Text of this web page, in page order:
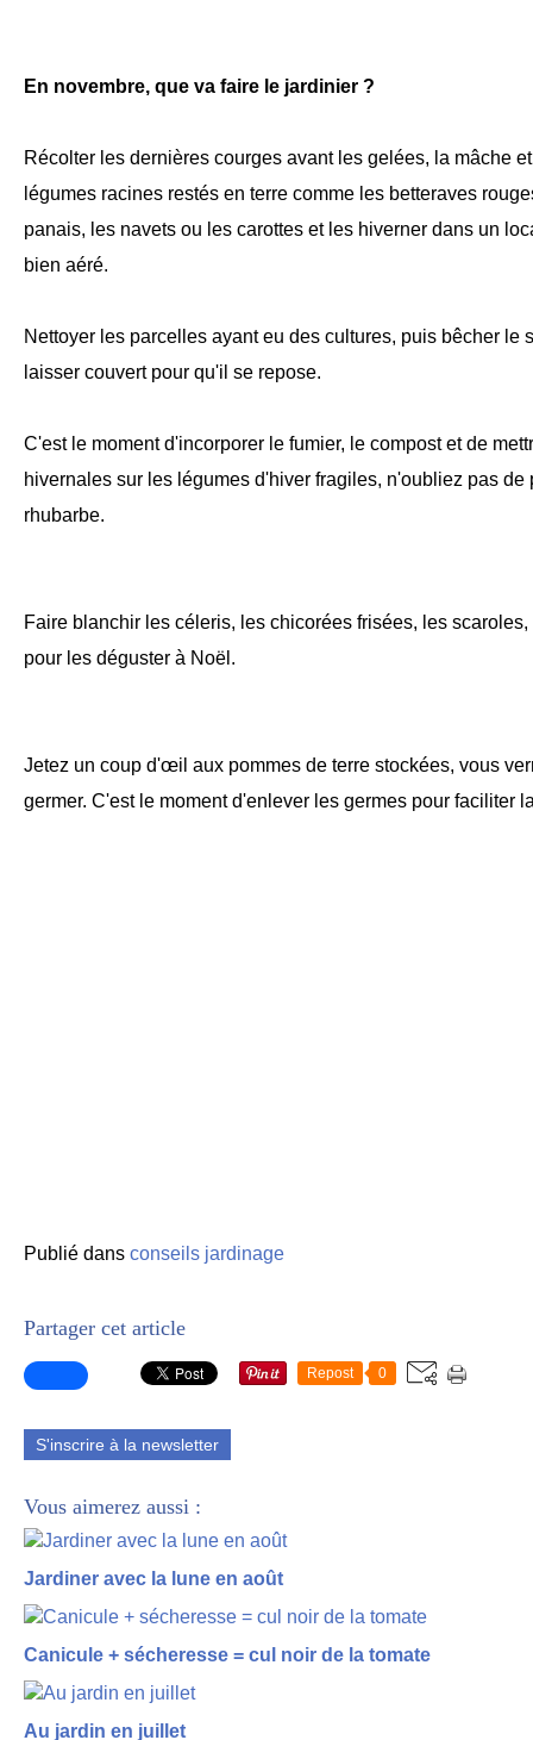
En novembre, que va faire le jardinier ?
Récolter les dernières courges avant les gelées, la mâche
légumes racines restés en terre comme les betteraves
panais, les navets ou les carottes et les hiverner dans un
bien aéré.
Nettoyer les parcelles ayant eu des cultures, puis bêcher le
laisser couvert pour qu'il se repose.
C'est le moment d'incorporer le fumier, le compost et de
hivernales sur les légumes d'hiver fragiles, n'oubliez pas de
rhubarbe.
Faire blanchir les céleris, les chicorées frisées, les
pour les déguster à Noël.
Jetez un coup d'œil aux pommes de terre stockées, vous
germer. C'est le moment d'enlever les germes pour faciliter
Publié dans conseils jardinage
Partager cet article
Repost 0
S'inscrire à la newsletter
Vous aimerez aussi :
Jardiner avec la lune en août
Canicule + sécheresse = cul noir de la tomate
Au jardin en juillet